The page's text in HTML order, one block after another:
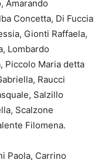
Amarando
Concetta, Di Fuccia
Gionti Raffaela,
Lombardo
Piccolo Maria detta
Raucci
Salzillo
Scalzone
Filomena.
Paola, Carrino